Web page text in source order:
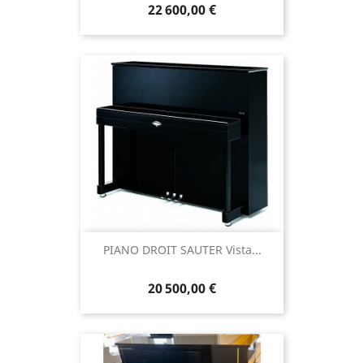
22 600,00 €
PIANO DROIT SAUTER Vista...
20 500,00 €